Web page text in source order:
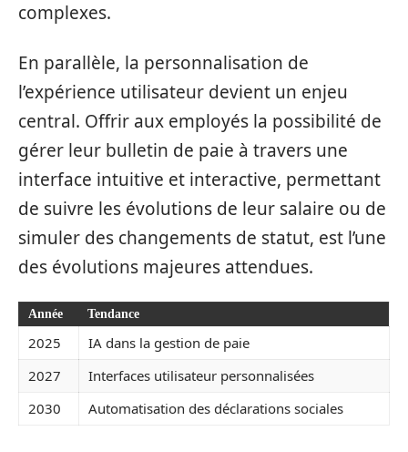
complexes.
En parallèle, la personnalisation de
l’expérience utilisateur devient un enjeu
central. Offrir aux employés la possibilité de
gérer leur bulletin de paie à travers une
interface intuitive et interactive, permettant
de suivre les évolutions de leur salaire ou de
simuler des changements de statut, est l’une
des évolutions majeures attendues.
Année Tendance
2025
IA dans la gestion de paie
2027
Interfaces utilisateur personnalisées
2030
Automatisation des déclarations sociales